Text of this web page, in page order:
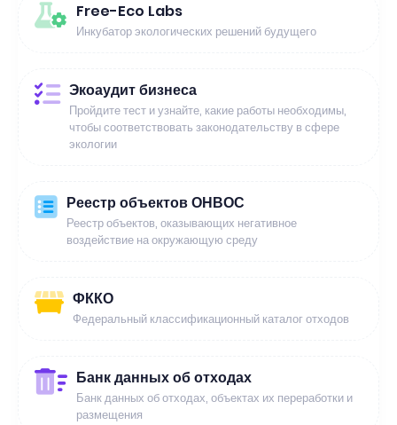
Free-Eco Labs
Инкубатор экологических решений будущего
Экоаудит бизнеса
Пройдите тест и узнайте, какие работы необходимы,
чтобы соответствовать законодательству в сфере
экологии
Реестр объектов ОНВОС
Реестр объектов, оказывающих негативное
воздействие на окружающую среду
ФККО
Федеральный классификационный каталог отходов
Банк данных об отходах
Банк данных об отходах, объектах их переработки и
размещения